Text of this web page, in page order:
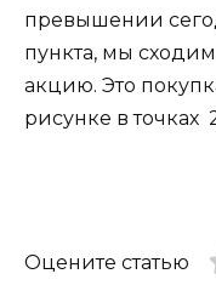
превышении
пункта, мы
акцию. Это
рисунке в точках
Оцените статью